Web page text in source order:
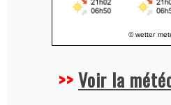
© wetter
>>Voir la